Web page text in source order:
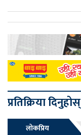
प्रतिक्रिया दिनुहोस्
लोकप्रिय